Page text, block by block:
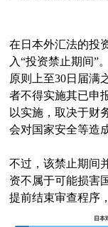
在日本外汇法的投
入“投资禁止期间”
原则上至30日届满
者不得实施其已申
以实施，取决于财
会对国家安全等造
不过，该禁止期间
资不属于可能损害
提前结束审查程序